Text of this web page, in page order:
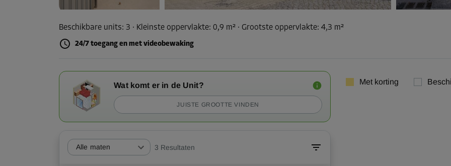
Beschikbare units: 3 · Kleinste oppervlakte: 0,9 m² · Grootste oppervlakte: 4,3 m²
24/7 toegang en met videobewaking
Wat komt er in de Unit?
JUISTE GROOTTE VINDEN
Alle maten 3 Resultaten
Met korting